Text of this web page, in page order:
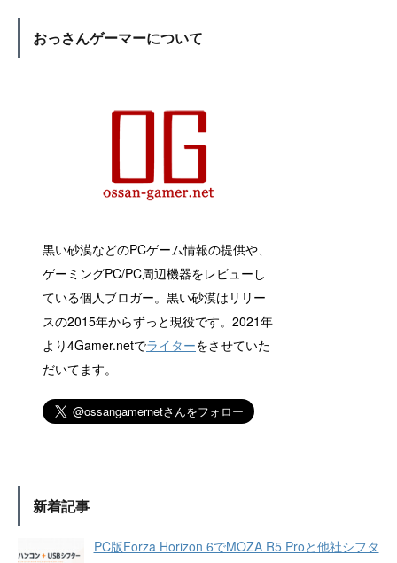
おっさんゲーマーについて
黒い砂漠などのPCゲーム情報の提供や、
ゲーミングPC/PC周辺機器をレビューし
ている個人ブロガー。黒い砂漠はリリー
スの2015年からずっと現役です。2021年
より4Gamer.netでライターをさせていた
だいてます。
新着記事
PC版Forza Horizon 6でMOZA R5 Proと他社シフタ